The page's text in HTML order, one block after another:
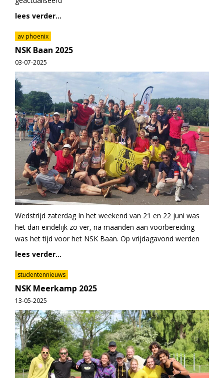
lees verder...
av phoenix
NSK Baan 2025
03-07-2025
Wedstrijd zaterdag In het weekend van 21 en 22 juni was
het dan eindelijk zo ver, na maanden aan voorbereiding
was het tijd voor het NSK Baan. Op vrijdagavond werden
lees verder...
studentennieuws
NSK Meerkamp 2025
13-05-2025